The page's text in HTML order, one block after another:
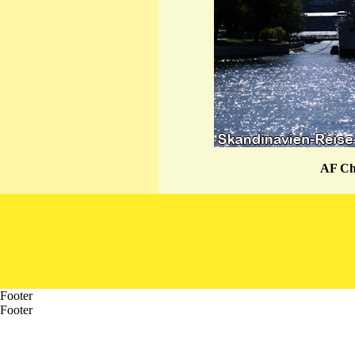
AF
Footer
Footer